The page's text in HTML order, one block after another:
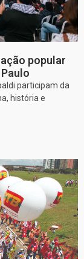
popular
participam da
história e